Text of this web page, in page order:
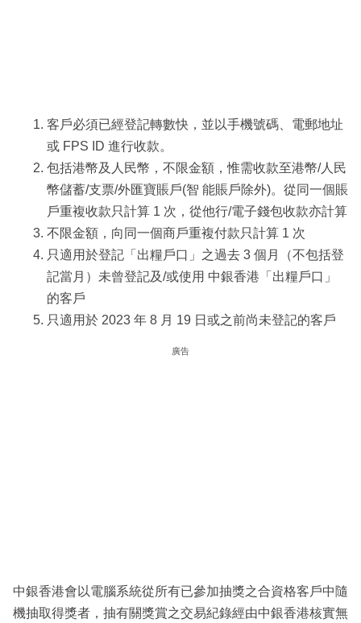
客戶必須已經登記轉數快，並以手機號碼、電郵地址
或 FPS ID 進行收款。
包括港幣及人民幣，不限金額，惟需收款至港幣/人民
幣儲蓄/支票/外匯寶賬戶(智 能賬戶除外)。從同一個賬
戶重複收款只計算 1 次，從他行/電子錢包收款亦計算
不限金額，向同一個商戶重複付款只計算 1 次
只適用於登記「出糧戶口」之過去 3 個月（不包括登
記當月）未曾登記及/或使用 中銀香港「出糧戶口」
的客戶
只適用於 2023 年 8 月 19 日或之前尚未登記的客戶
廣告
中銀香港會以電腦系統從所有已參加抽獎之合資格客戶中隨
機抽取得獎者，抽有關獎賞之交易紀錄經由中銀香港核實無